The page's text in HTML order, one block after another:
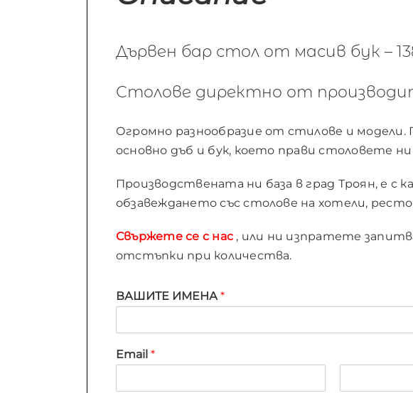
Дървен бар стол от масив бук –
Столове директно от
Огромно разнообразие от стилове и модели.
основно дъб и бук, което прави столовете
Производствената ни база в град Троян, е с
обзавеждането със столове на хотели,
Свържете се с нас , или ни изпратете
отстъпки при количества.
ВАШИТЕ ИМЕНА *
Email *